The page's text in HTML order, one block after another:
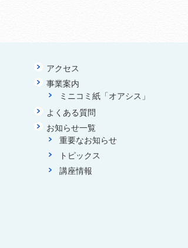
アクセス
事業案内
ミニコミ紙「オアシス」
よくある質問
お知らせ一覧
重要なお知らせ
トピックス
講座情報